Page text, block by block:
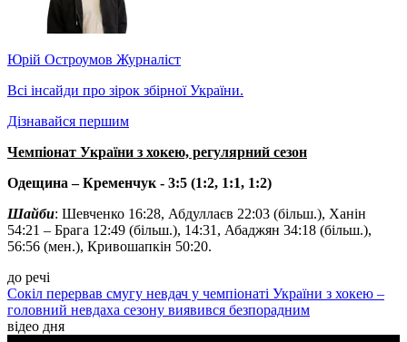
Юрій Остроумов Журналіст
Всі інсайди про зірок збірної України.
Дізнавайся першим
Чемпіонат України з хокею, регулярний сезон
Одещина – Кременчук - 3:5 (1:2, 1:1, 1:2)
Шайби: Шевченко 16:28, Абдуллаєв 22:03 (більш.), Ханін
54:21 – Брага 12:49 (більш.), 14:31, Абаджян 34:18 (більш.),
56:56 (мен.), Кривошапкін 50:20.
до речі
Сокіл перервав смугу невдач у чемпіонаті України з хокею –
головний невдаха сезону виявився безпорадним
відео дня